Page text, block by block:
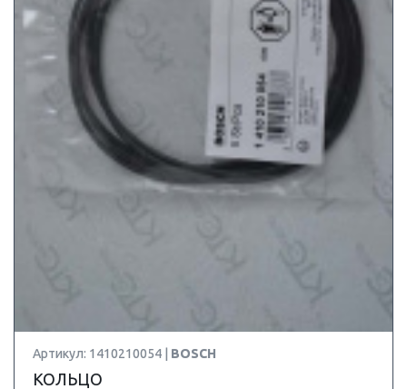
Артикул: 1410210054 | BOSCH
КОЛЬЦО